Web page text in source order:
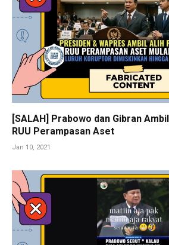
[SALAH] Prabowo dan Gibran
RUU Perampasan Aset
Jan 10, 2021